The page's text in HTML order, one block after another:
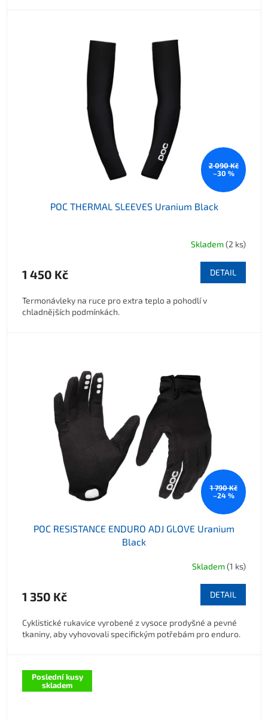
2 090 Kč
–30 %
POC THERMAL SLEEVES Uranium Black
Skladem(2 ks)
1 450 Kč DETAIL
Termonávleky na ruce pro extra teplo a pohodlí v
chladnějších podmínkách.
1 790 Kč
–24 %
POC RESISTANCE ENDURO ADJ GLOVE Uranium
Black
Skladem(1 ks)
1 350 Kč DETAIL
Cyklistické rukavice vyrobené z vysoce prodyšné a pevné
tkaniny, aby vyhovovali specifickým potřebám pro enduro.
Poslední kusy
skladem